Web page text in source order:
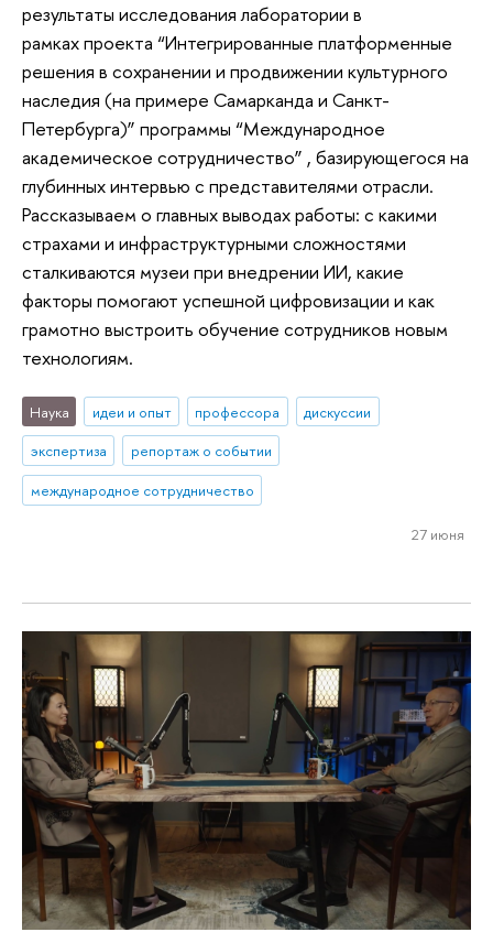
результаты исследования лаборатории в
рамках проекта “Интегрированные платформенные
решения в сохранении и продвижении культурного
наследия (на примере Самарканда и Санкт-
Петербурга)” программы “Международное
академическое сотрудничество” , базирующегося на
глубинных интервью с представителями отрасли.
Рассказываем о главных выводах работы: с какими
страхами и инфраструктурными сложностями
сталкиваются музеи при внедрении ИИ, какие
факторы помогают успешной цифровизации и как
грамотно выстроить обучение сотрудников новым
технологиям.
Наука идеи и опыт профессора
дискуссии
экспертиза
репортаж о событии
международное сотрудничество
27 июня